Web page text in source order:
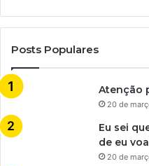
Posts Populares
Atenção
20 de
Eu sei
de eu
20 de